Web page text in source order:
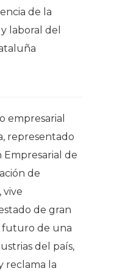
de la
laboral del
empresarial
representado
Empresarial de
de
vive
de gran
futuro de una
del país,
reclama la